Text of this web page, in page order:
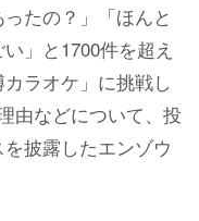
たの？」「ほんと
」と1700件を超え
ラオケ」に挑戦し
由などについて、投
披露したエンゾウ